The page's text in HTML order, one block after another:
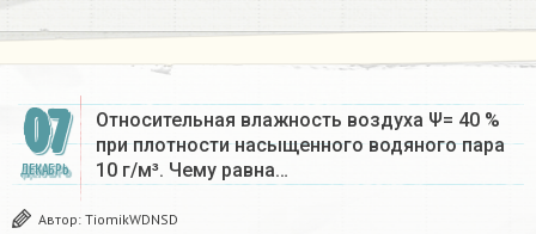
07
ДЕКАБРЬ
Относительная влажность воздуха Ψ= 40 %
при плотности насыщенного водяного пара
10 г/м³. Чему равна…
Автор: TiomikWDNSD